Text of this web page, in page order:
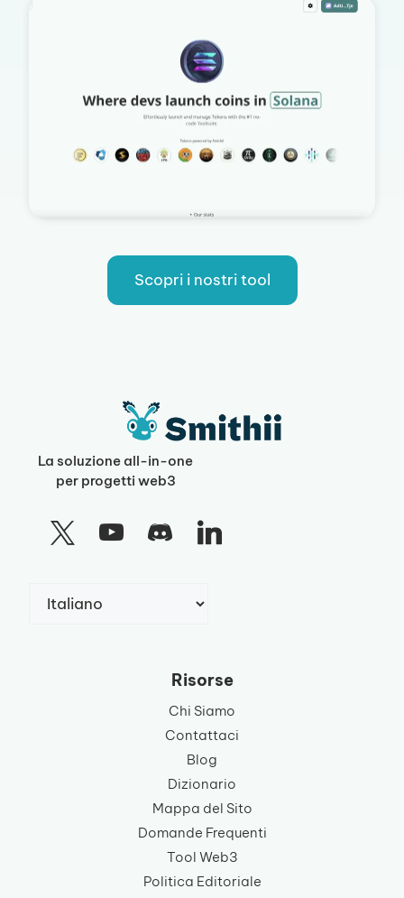
Scopri i nostri tool
La soluzione all-in-one
per progetti web3
Scegli
una
Risorse
Chi Siamo
Contattaci
Blog
Dizionario
Mappa del Sito
Domande Frequenti
Tool Web3
Politica Editoriale